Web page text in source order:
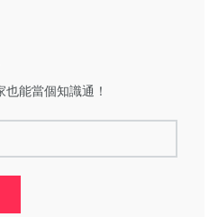
能當個知識通！